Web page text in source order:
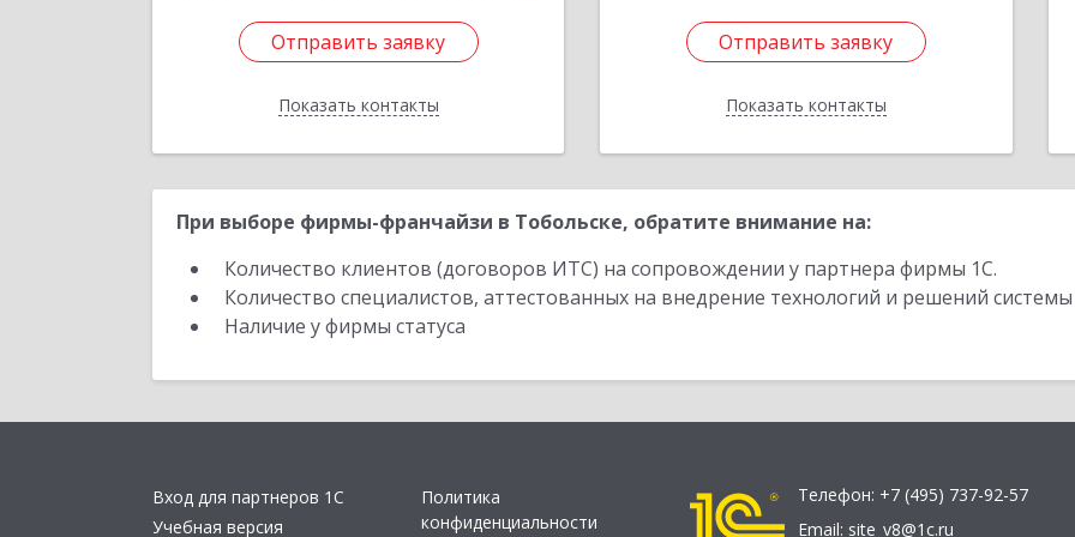
Отправить заявку
Показать контакты
Отправить заявку
Назад
Отправить заявку
Показать контакты
Отправить заявку
Назад
При выборе фирмы-франчайзи в Тобольске, обратите внимание на:
Количество клиентов (договоров ИТС) на сопровождении у партнера фирмы 1С.
Количество специалистов, аттестованных на внедрение технологий и решений
Наличие у фирмы статуса
Вход для партнеров 1С
Учебная версия
Политика
конфиденциальности
Телефон: +7 (495) 737-92-57
Email: site_v8@1c.ru